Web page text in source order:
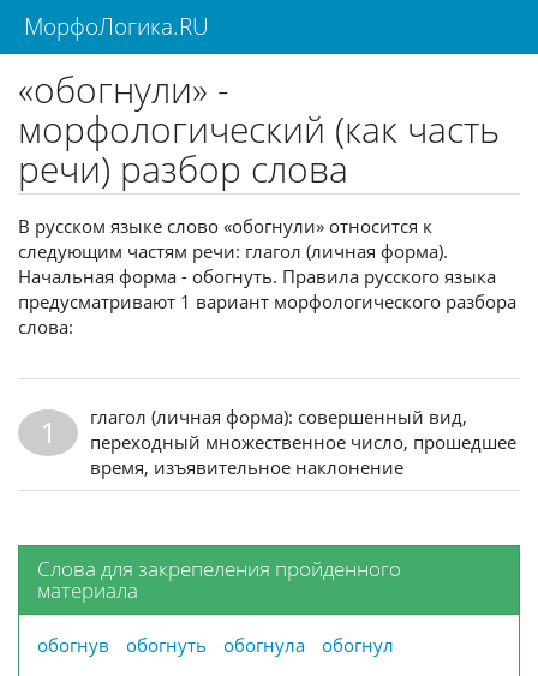
МорфоЛогика.RU
«обогнули» -
морфологический (как часть
речи) разбор слова
В русском языке слово «обогнули» относится к
следующим частям речи: глагол (личная форма).
Начальная форма - обогнуть. Правила русского языка
предусматривают 1 вариант морфологического разбора
слова:
1
глагол (личная форма): совершенный вид,
переходный множественное число, прошедшее
время, изъявительное наклонение
Слова для закрепеления пройденного
материала
обогнув обогнуть обогнула обогнул